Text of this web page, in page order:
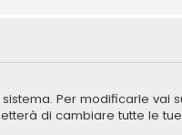
Per modificarle vai
di cambiare tutte le